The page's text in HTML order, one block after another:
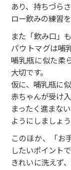
あり、持ちづら
ロー飲みの練習を
また「飲み口」
パウトマグは哺
哺乳瓶に似た柔
大切です。
仮に、哺乳瓶に
赤ちゃんが受け
まったく進まな
ようにしましょう
このほか、「お
したいポイント
きれいに洗えず